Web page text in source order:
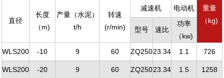
重量
（kg)
直径
长度
（m)
产量（水泥）
t/h
转速
(r/min)
减速机 电动机
型号 速比
功率
（kw)
WLS200
-10 9 60 ZQ25023.34 1.1 726
WLS200 -20 9 60 ZQ25023.34 1.5 1258